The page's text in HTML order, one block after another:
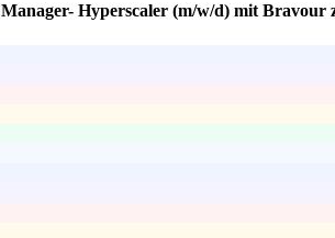
Hyperscaler (m/w/d) mit Bravour